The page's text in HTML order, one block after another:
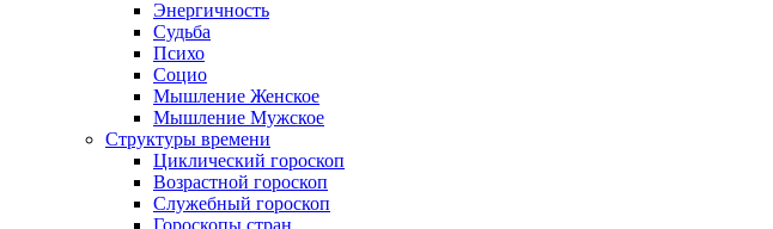
Энергичность
Судьба
Психо
Социо
Мышление Женское
Мышление Мужское
Структуры времени
Циклический гороскоп
Возрастной гороскоп
Служебный гороскоп
Гороскопы стран